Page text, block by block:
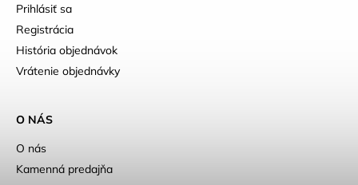
Prihlásiť sa
Registrácia
História objednávok
Vrátenie objednávky
O NÁS
O nás
Kamenná predajňa